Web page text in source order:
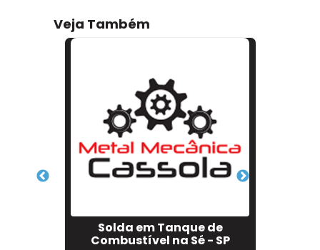
Veja Também
Solda em Tanque de
Combustível na Sé - SP